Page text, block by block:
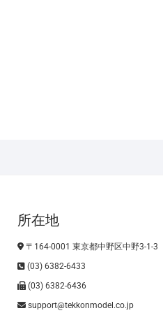
所在地
〒164-0001 東京都中野区中野3-1-3
(03) 6382-6433
(03) 6382-6436
support@tekkonmodel.co.jp